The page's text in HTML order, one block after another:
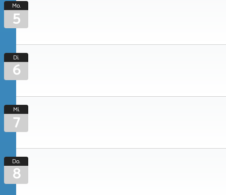
Mo.
5
Di.
6
Mi.
7
Do.
8